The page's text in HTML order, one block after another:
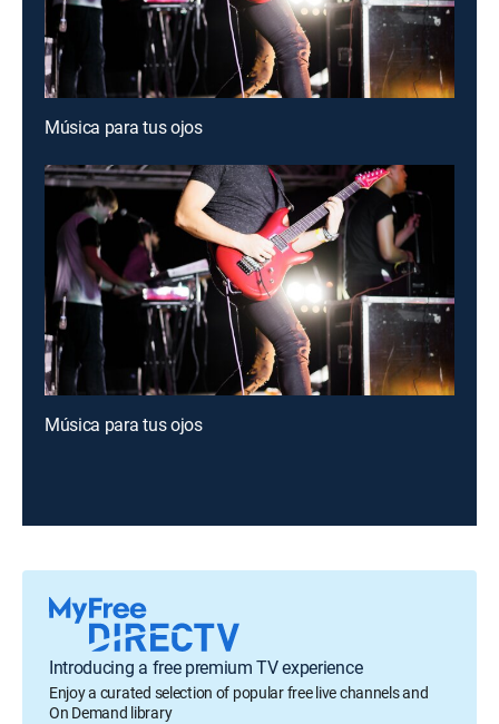
Música para tus ojos
Música para tus ojos
Introducing a free premium TV experience
Enjoy a curated selection of popular free live channels and
On Demand library